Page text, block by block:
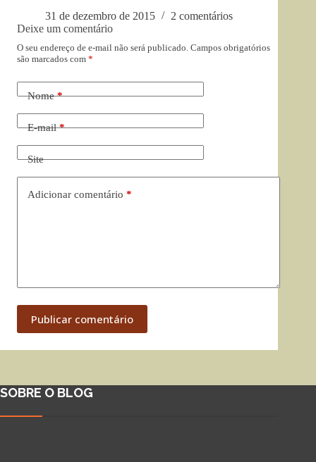
31 de dezembro de 2015
2 comentários
Deixe um comentário
O seu endereço de e-mail não será publicado. Campos obrigatórios
são marcados com *
Nome*
E-mail*
Site
Adicionar comentário *
Publicar comentário
SOBRE O BLOG